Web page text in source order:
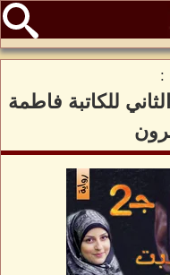
:
للكاتبة فاطمة